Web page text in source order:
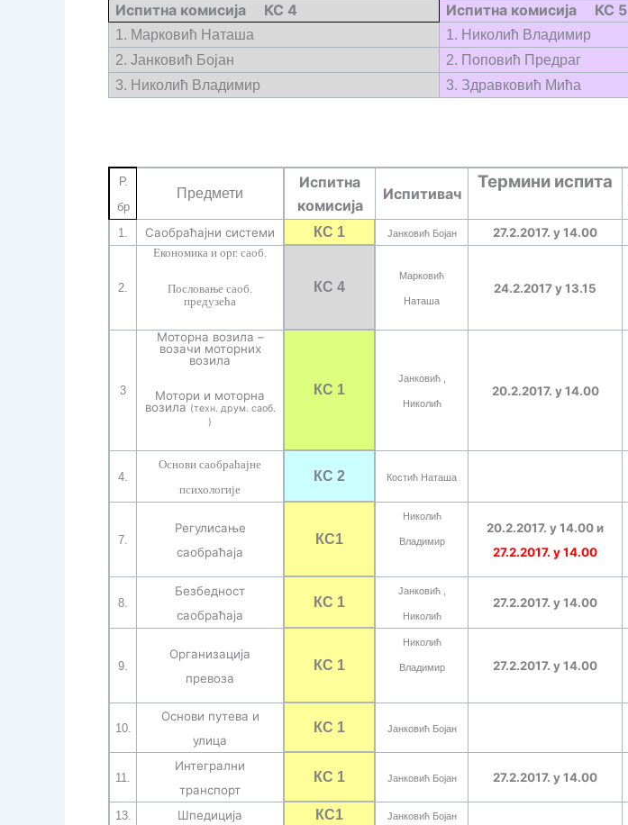
Испитна комисија КС 4 Испитна комисија КС 5
1. Марковић Наташа 1. Николић Владимир
2. Јанковић Бојан
2. Поповић Предраг
3. Николић Владимир
3. Здравковић Мића
Р.
бр
Предмети
Испитна
комисија
Испитивач
Термини испита
1. Саобраћајни системи КС 1 Јанковић Бојан 27.2.2017. у 14.00
2.
Економика и орг. саоб.
Пословање саоб.
предузећа
КС 4
Марковић
Наташа
24.2.2017 у 13.15
3
Моторна возила –
возачи моторних
возила
Мотори и моторна
возила (техн. друм. саоб.
)
КС 1
Јанковић ,
Николић
20.2.2017. у 14.00
4.
Основи саобраћајне
психологије
КС 2 Костић Наташа
7.
Регулисање
саобраћаја
КС1
Николић
Владимир
20.2.2017. у 14.00 и
27.2.2017. у 14.00
8.
Безбедност
саобраћаја
КС 1
Јанковић ,
Николић
27.2.2017. у 14.00
9.
Организација
превоза
КС 1
Николић
Владимир 27.2.2017. у 14.00
10.
Основи путева и
улица
КС 1 Јанковић Бојан
11.
Интегрални
транспорт
КС 1 Јанковић Бојан 27.2.2017. у 14.00
13. Шпедиција КС1 Јанковић Бојан